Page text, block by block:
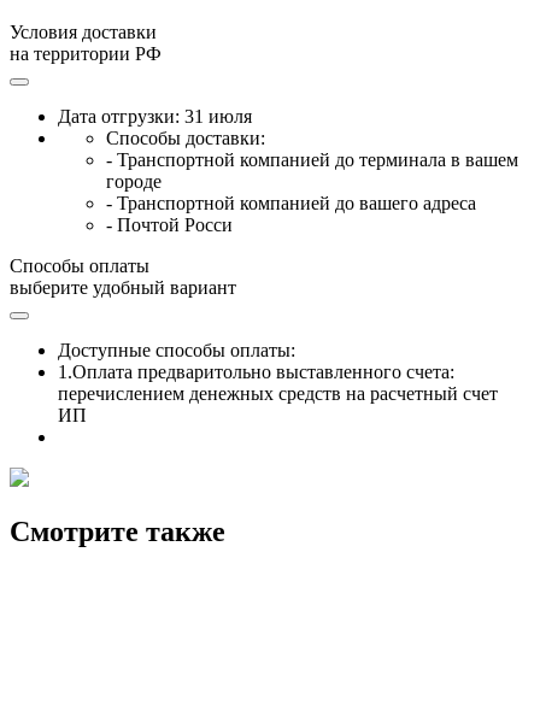
Условия доставки
на территории РФ
Дата отгрузки: 31 июля
Способы доставки:
- Транспортной компанией до терминала в вашем
городе
- Транспортной компанией до вашего адреса
- Почтой Росси
Способы оплаты
выберите удобный вариант
Доступные способы оплаты:
1.Оплата предваритольно выставленного счета:
перечислением денежных средств на расчетный счет
ИП
Смотрите также